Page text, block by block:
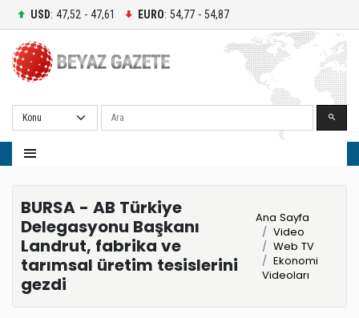
USD: 47,52 - 47,61 EURO: 54,77 - 54,87
Ara
BURSA - AB Türkiye
Delegasyonu Başkanı
Landrut, fabrika ve
tarımsal üretim tesislerini
gezdi
Ana Sayfa
Video
Web TV
Ekonomi
Videoları